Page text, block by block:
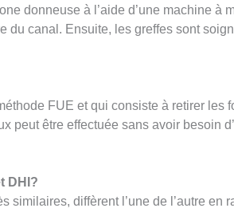
donneuse à l’aide d’une machine à
du canal. Ensuite, les greffes sont
FUE et qui consiste à retirer les
peut être effectuée sans avoir besoin
DHI?
similaires, diffèrent l’une de l’autre en